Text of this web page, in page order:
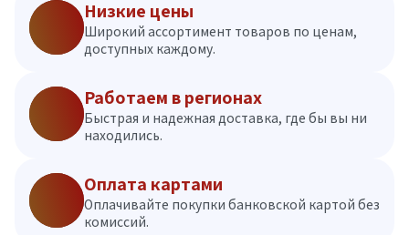
Низкие цены
Широкий ассортимент товаров по ценам,
доступных каждому.
Работаем в регионах
Быстрая и надежная доставка, где бы вы ни
находились.
Оплата картами
Оплачивайте покупки банковской картой без
комиссий.